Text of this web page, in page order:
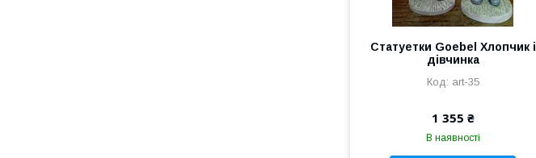
Статуетки Goebel Хлопчик і
дівчинка
art-35
1 355 ₴
В наявності